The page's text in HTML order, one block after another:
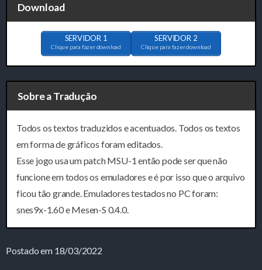
Download
SERVIDOR 1
Clique para fazer download
SERVIDOR 2
Clique para fazer download
Sobre a Tradução
Todos os textos traduzidos e acentuados. Todos os textos
em forma de gráficos foram editados.
Esse jogo usa um patch MSU-1 então pode ser que não
funcione em todos os emuladores e é por isso que o arquivo
ficou tão grande. Emuladores testados no PC foram:
snes9x-1.60 e Mesen-S 0.4.0.
Postado em 18/03/2022